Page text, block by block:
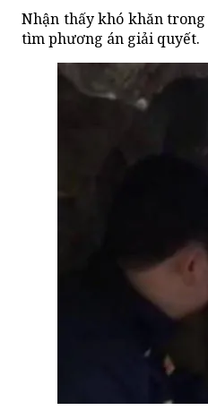
Nhận thấy khó khăn
tìm phương án giải quyết.